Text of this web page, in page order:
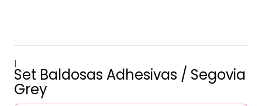
|
Set Baldosas Adhesivas / Segovia
Grey